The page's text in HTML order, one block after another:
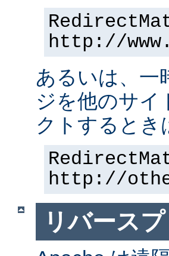
http://
あるいは、一
ジを他のサイ
クトするとき
http://
リバース